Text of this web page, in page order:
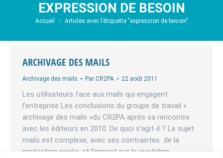
EXPRESSION DE BESOIN
Vous êtes ici :
Accueil Articles avec l’étiquette "expression de besoin"
ARCHIVAGE DES MAILS
Archivage des mails Par CR2PA 22 août 2011
Les utilisateurs face aux mails qui engagent
l’entreprise Les conclusions du groupe de travail «
archivage des mails »du CR2PA après sa rencontre
avec les éditeurs en 2010. De quoi s’agit-il ? Le sujet
mails est complexe, avec ses contraintes de la
protection privée, et l’impact sur le quotidien